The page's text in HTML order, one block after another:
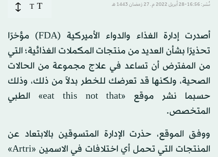
نُشر: 16:56-28 أبريل 2022 م ـ 27 رَمضان 1443 هـ T
T
أصدرت إدارة الغذاء والدواء الأميركية (FDA) مؤخرًا
تحذيرًا بشأن العديد من منتجات المكملات الغذائية؛ التي
من المفترض أن تساعد في علاج مجموعة من الحالات
الصحية، ولكنها قد تعرضك للخطر بدلاً من ذلك، وذلك
حسبما نشر موقع «eat this not that» الطبي
المتخصص.
ووفق الموقع، حذرت الإدارة المتسوقين بالابتعاد عن
المنتجات التي تحمل أي اختلافات في الاسمين «Artri»